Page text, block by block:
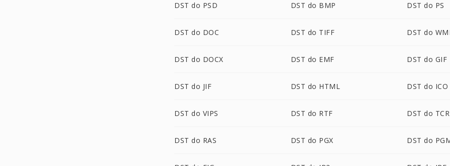
DST do PSD DST do BMP DST do PS
DST do DOC DST do TIFF DST do
DST do DOCX DST do EMF DST do GIF
DST do JIF DST do HTML DST do ICO
DST do VIPS DST do RTF DST do TCR
DST do RAS DST do PGX DST do